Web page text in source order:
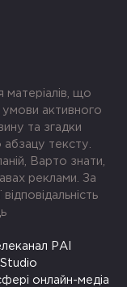
матеріалів, що
умови активного
та згадки
тексту.
Варто знати,
реклами. За
РАІ
онлайн-медіа